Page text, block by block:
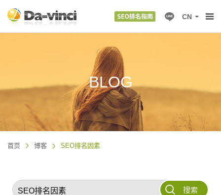
CN
BLOG
首页 博客 SEO排名因素
搜索